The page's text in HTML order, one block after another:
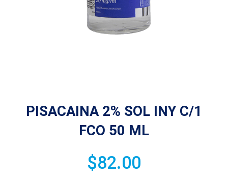
PISACAINA 2% SOL INY C/1
FCO 50 ML
$82.00